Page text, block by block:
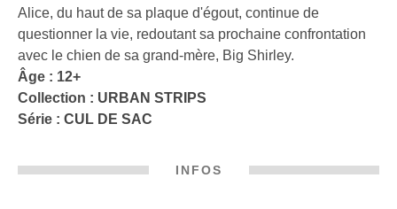
Alice, du haut de sa plaque d'égout, continue de
questionner la vie, redoutant sa prochaine confrontation
avec le chien de sa grand-mère, Big Shirley.
Âge : 12+
Collection : URBAN STRIPS
Série : CUL DE SAC
INFOS